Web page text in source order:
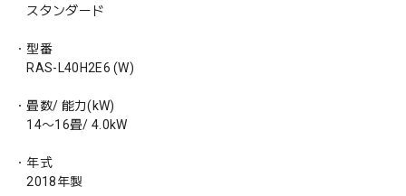
スタンダード
・型番
RAS-L40H2E6 (W)
・畳数/ 能力(kW)
14〜16畳/ 4.0kW
・年式
2018年製